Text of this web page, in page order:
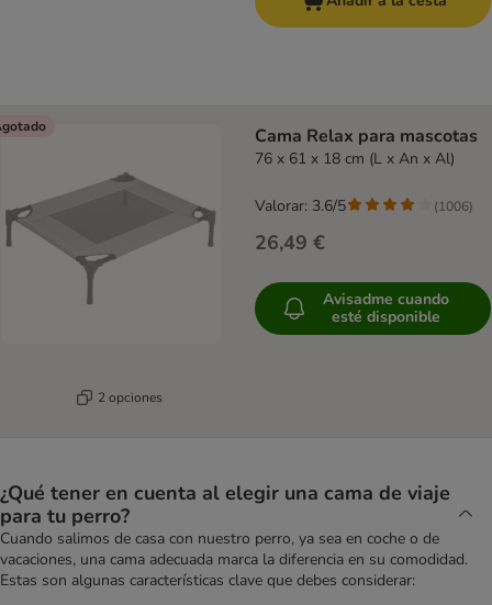
2 opciones
Cama Relax para mascotas
76 x 61 x 18 cm (L x An x Al)
26,49 €
Valorar: 3.6/5 (1006)
Avisadme cuando
esté disponible
¿Qué tener en cuenta al elegir una cama de viaje
para tu perro?
Cuando salimos de casa con nuestro perro, ya sea en coche o de
vacaciones, una cama adecuada marca la diferencia en su comodidad.
Estas son algunas características clave que debes considerar: